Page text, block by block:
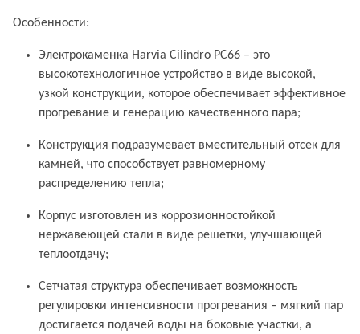
Особенности:
Электрокаменка Harvia Cilindro PC66 – это
высокотехнологичное устройство в виде высокой,
узкой конструкции, которое обеспечивает эффективное
прогревание и генерацию качественного пара;
Конструкция подразумевает вместительный отсек для
камней, что способствует равномерному
распределению тепла;
Корпус изготовлен из коррозионностойкой
нержавеющей стали в виде решетки, улучшающей
теплоотдачу;
Сетчатая структура обеспечивает возможность
регулировки интенсивности прогревания – мягкий пар
достигается подачей воды на боковые участки, а